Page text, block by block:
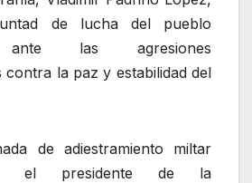
de lucha del pueblo
ante las agresiones
contra la paz y estabilidad del
de adiestramiento miltar
el presidente de la